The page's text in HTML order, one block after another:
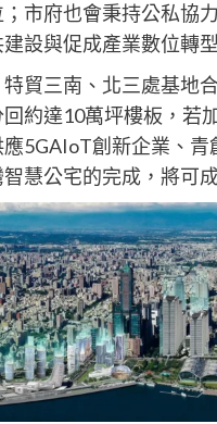
市府也會秉持公私協
設與促成產業數位轉
貿三南、北三處基地
約達10萬坪樓板，若
5GAIoT創新企業、
慧公宅的完成，將可